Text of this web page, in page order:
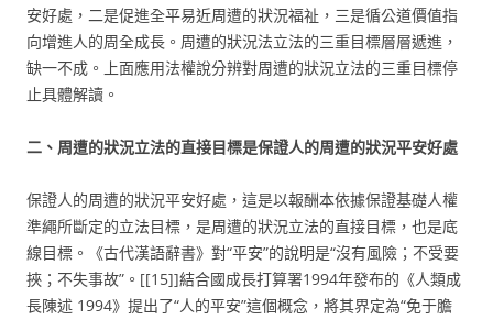
安好處，二是促進全平易近周遭的狀況福祉，三是循公道價值指
向增進人的周全成長。周遭的狀況法立法的三重目標層層遞進，
缺一不成。上面應用法權說分辨對周遭的狀況立法的三重目標停
止具體解讀。
二、周遭的狀況立法的直接目標是保證人的周遭的狀況平安好處
保證人的周遭的狀況平安好處，這是以報酬本依據保證基礎人權
準繩所斷定的立法目標，是周遭的狀況立法的直接目標，也是底
線目標。《古代漢語辭書》對“平安”的說明是“沒有風險；不受要
挾；不失事故”。[[15]]結合國成長打算署1994年發布的《人類成
長陳述 1994》提出了“人的平安”這個概念，將其界定為“免于膽